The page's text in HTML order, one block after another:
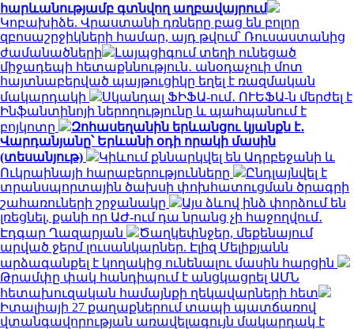
հարևանությամբ գտնվող աղբավայրում
Կոբախիձե. Վրաստանի դռները բաց են բոլոր
զբոսաշրջիկների համար, այդ թվում՝ Ռուսաստանից
ժամանածների
Լայպցիգում տեղի ունեցած
միջադեպի հետաքննություն․ անօդաչուի մոտ
հայտնաբերված պայթուցիկը եղել է ռազմական
մակարդակի
Սկանդալ ՖԻՖԱ-ում․ ՈՒԵՖԱ-ն մերժել է
Ինֆանտինոյի ներողությունը և պահպանում է
բոյկոտը
Զոհասեղանին երևանցու կյանքն է․
Վարդանյանը՝ Երևանի օդի որակի մասին
(տեսանյութ)
Կիևում քննարկվել են Ադրբեջանի և
Ուկրաինայի հարաբերությունները
Ընդլայնվել է
տրանսպորտային ծախսի փոխհատուցման ծրագրի
շահառուների շրջանակը
Այս ձևով ինձ փորձում են
լռեցնել, քանի որ ԱԺ-ում դա նրանց չի հաջողվում․
Էդգար Ղազարյան
Ծաղկեփնջեր, մեքենայում
արված ջերմ լուսանկարներ. Էլիզ Մելիքյանն
արձագանքել է կողակից ունենալու մասին հարցին
Թրամփը փակ հանդիպում է անցկացրել ԱՄՆ
հետախուզական համայնքի ղեկավարների հետ
Իտալիայի 27 քաղաքներում տապի պատճառով
վտանգավորության առավելագույն մակարդակ է